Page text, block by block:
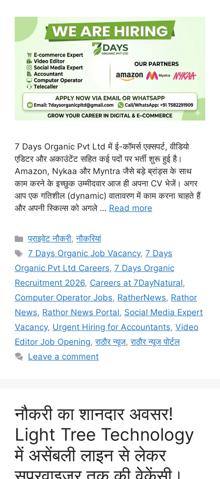
7 Days Organic Pvt Ltd में ई-कॉमर्स एक्सपर्ट, वीडियो
एडिटर और अकाउंटेंट सहित कई पदों पर भर्ती शुरू हुई है।
Amazon, Nykaa और Myntra जैसे बड़े ब्रांड्स के साथ
काम करने के इच्छुक उम्मीदवार आज ही अपना CV भेजें। अगर
आप एक गतिशील (dynamic) वातावरण में काम करना चाहते हैं
और अपनी स्किल्स को अगले … Read more
Categories
प्राइवेट नौकरी,नौकरियां
Tags
7 Days Organic Job Vacancy,7 Days
Organic Pvt Ltd Careers, 7 Days Organic
Recruitment 2026, Careers at 7DayNatural,
Computer Operator Jobs, RatherNews, Rathor
News, Rathor News Portal, Social Media Expert
Vacancy, Urgent Hiring for Accountants, Video
Editor Job Opening,राठौर न्यूज,राठौर न्यूज पोर्टल
Leave a comment
नौकरी का शानदार अवसर!
Light Tree Technology
में असेंबली लाइन से लेकर